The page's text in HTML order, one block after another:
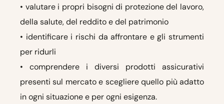
• valutare i propri bisogni di protezione del lavoro,
della salute, del reddito e del patrimonio
• identificare i rischi da affrontare e gli strumenti
per ridurli
• comprendere i diversi prodotti assicurativi
presenti sul mercato e scegliere quello più adatto
in ogni situazione e per ogni esigenza.